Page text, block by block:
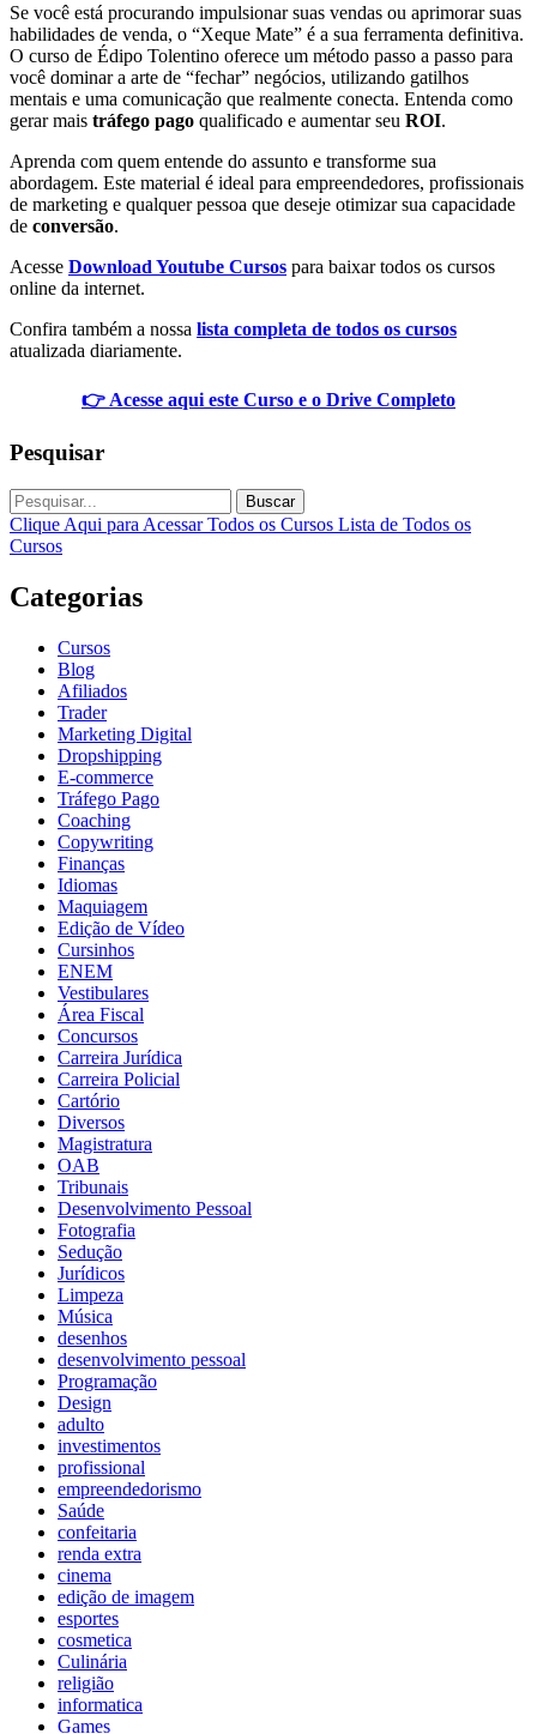
Se você está procurando impulsionar suas vendas ou aprimorar suas
habilidades de venda, o “Xeque Mate” é a sua ferramenta definitiva.
O curso de Édipo Tolentino oferece um método passo a passo para
você dominar a arte de “fechar” negócios, utilizando gatilhos
mentais e uma comunicação que realmente conecta. Entenda como
gerar mais tráfego pago qualificado e aumentar seu ROI.
Aprenda com quem entende do assunto e transforme sua
abordagem. Este material é ideal para empreendedores, profissionais
de marketing e qualquer pessoa que deseje otimizar sua capacidade
de conversão.
Acesse Download Youtube Cursos para baixar todos os cursos
online da internet.
Confira também a nossa lista completa de todos os cursos
atualizada diariamente.
👉 Acesse aqui este Curso e o Drive Completo
Pesquisar
Buscar
Clique Aqui para Acessar Todos os Cursos Lista de Todos os
Cursos
Categorias
Cursos
Blog
Afiliados
Trader
Marketing Digital
Dropshipping
E-commerce
Tráfego Pago
Coaching
Copywriting
Finanças
Idiomas
Maquiagem
Edição de Vídeo
Cursinhos
ENEM
Vestibulares
Área Fiscal
Concursos
Carreira Jurídica
Carreira Policial
Cartório
Diversos
Magistratura
OAB
Tribunais
Desenvolvimento Pessoal
Fotografia
Sedução
Jurídicos
Limpeza
Música
desenhos
desenvolvimento pessoal
Programação
Design
adulto
investimentos
profissional
empreendedorismo
Saúde
confeitaria
renda extra
cinema
edição de imagem
esportes
cosmetica
Culinária
religião
informatica
Games